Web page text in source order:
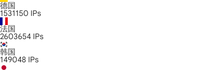
德国
1531150 IPs
法国
2603654 IPs
韩国
149048 IPs